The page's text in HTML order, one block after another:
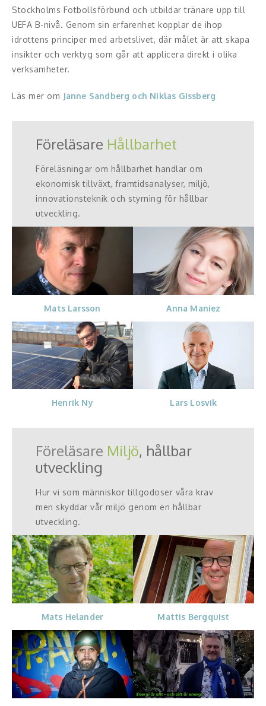
Stockholms Fotbollsförbund och utbildar tränare upp till
UEFA B-nivå. Genom sin erfarenhet kopplar de ihop
idrottens principer med arbetslivet, där målet är att skapa
insikter och verktyg som går att applicera direkt i olika
verksamheter.
Läs mer om Janne Sandberg och Niklas Gissberg
Föreläsare Hållbarhet
Föreläsningar om hållbarhet handlar om
ekonomisk tillväxt, framtidsanalyser, miljö,
innovationsteknik och styrning för hållbar
utveckling.
Mats Larsson Anna Maniez
Henrik Ny Lars Losvik
Föreläsare Miljö, hållbar
utveckling
Hur vi som människor tillgodoser våra krav
men skyddar vår miljö genom en hållbar
utveckling.
Mats Helander Mattis Bergquist